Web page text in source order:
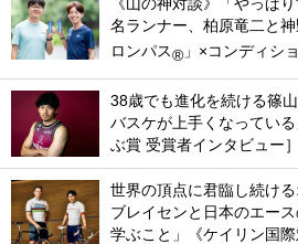
《山の神対談》「やっぱ
名ランナー、柏原竜二と
ロンパス® 」×コンディシ
38歳でも進化を続ける篠
バスケが上手くなってい
ぶ賞 受賞者インタビュー］
世界の頂点に君臨し続け
ブレイセンと日本のエー
学ぶこと」《ケイリン国